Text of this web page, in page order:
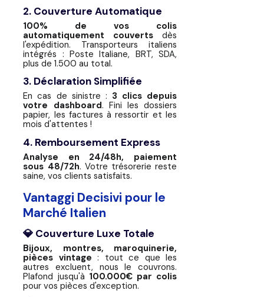
2. Couverture Automatique
100% de vos colis
automatiquement couverts dès
l'expédition. Transporteurs italiens
intégrés : Poste Italiane, BRT, SDA,
plus de 1.500 au total.
3. Déclaration Simplifiée
En cas de sinistre : 3 clics depuis
votre dashboard. Fini les dossiers
papier, les factures à ressortir et les
mois d'attentes !
4. Remboursement Express
Analyse en 24/48h, paiement
sous 48/72h. Votre trésorerie reste
saine, vos clients satisfaits.
Vantaggi Decisivi pour le
Marché Italien
💎 Couverture Luxe Totale
Bijoux, montres, maroquinerie,
pièces vintage : tout ce que les
autres excluent, nous le couvrons.
Plafond jusqu'à 100.000€ par colis
pour vos pièces d'exception.